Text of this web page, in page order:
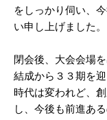
をしっかり伺い、
い申し上げました。
閉会後、大会会場
結成から３３期を迎
時代は変われど、
し、今後も前進ある